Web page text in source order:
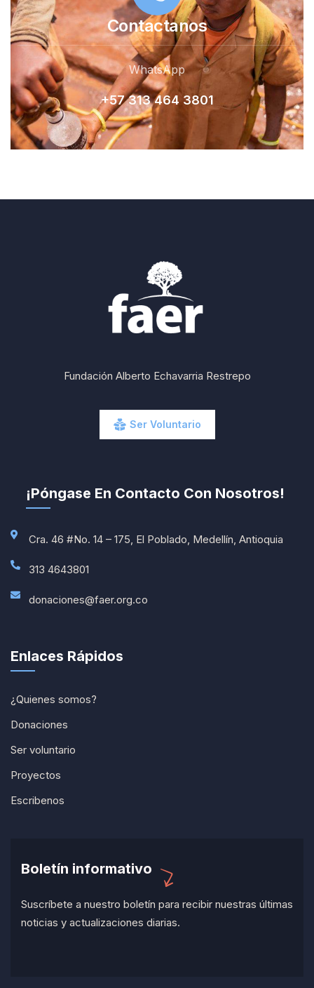
Contactanos
WhatsApp
+57 313 464 3801
Fundación Alberto Echavarria Restrepo
Ser Voluntario
¡Póngase En Contacto Con Nosotros!
Cra. 46 #No. 14 – 175, El Poblado, Medellín, Antioquia
313 4643801
donaciones@faer.org.co
Enlaces Rápidos
¿Quienes somos?
Donaciones
Ser voluntario
Proyectos
Escribenos
Boletín informativo
Suscríbete a nuestro boletín para recibir nuestras últimas
noticias y actualizaciones diarias.